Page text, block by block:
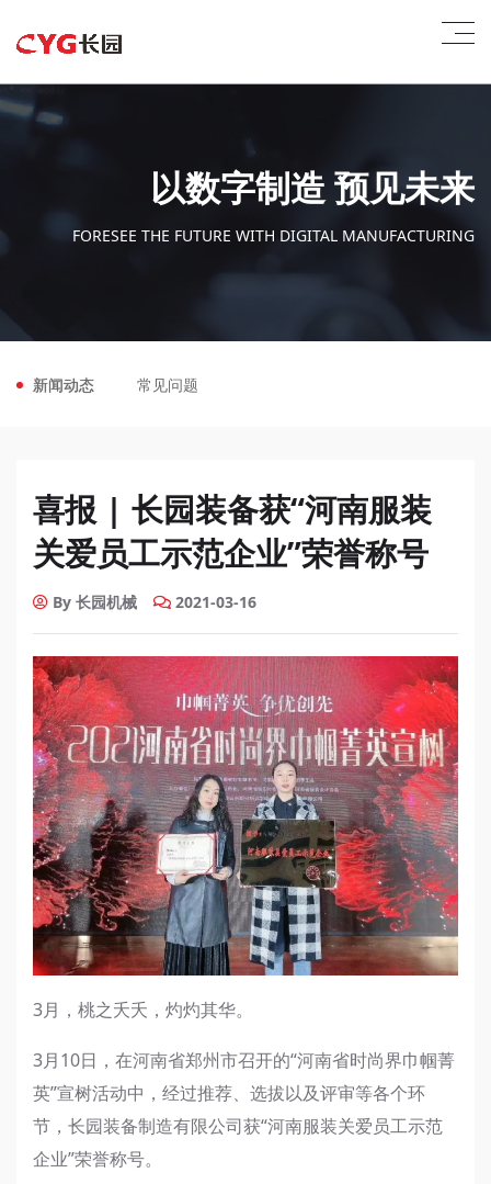
以数字制造 预见未来
FORESEE THE FUTURE WITH DIGITAL MANUFACTURING
新闻动态 常见问题
喜报 | 长园装备获“河南服装
关爱员工示范企业”荣誉称号
By 长园机械 2021-03-16
3月，桃之夭夭，灼灼其华。
3月10日，在河南省郑州市召开的“河南省时尚界巾帼菁
英”宣树活动中，经过推荐、选拔以及评审等各个环
节，长园装备制造有限公司获“河南服装关爱员工示范
企业”荣誉称号。